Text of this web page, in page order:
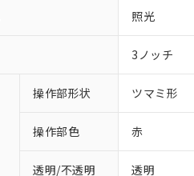
照光
3ノッチ
操作部形状 ツマミ形
操作部色 赤
透明/不透明 透明